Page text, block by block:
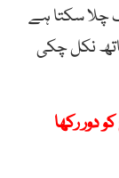
چلا سکتا ہے
نکل چکی
دور رکھا